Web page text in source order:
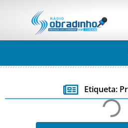
Etiqueta: